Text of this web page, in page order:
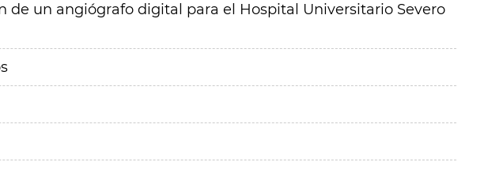
de un angiógrafo digital para el Hospital Universitario Severo